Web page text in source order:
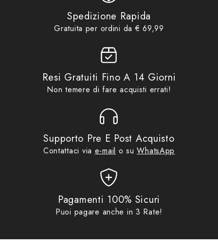
elasticizzate e regolabili alla gamba • Alette interne
per garantire la stabilità del contenuto • Stampe
riflettenti per una maggiore visibilità • Copertina
chiusura a zip e una porta smartphone)
Spedizione Rapida
Gratuita per ordini da € 69,99
Resi Gratuiti Fino A 14 Giorni
Non temere di fare acquisti errati!
Supporto Pre E Post Acquisto
Contattaci via e-mail o suWhatsApp
Pagamenti 100% Sicuri
Puoi pagare anche in 3 Rate!